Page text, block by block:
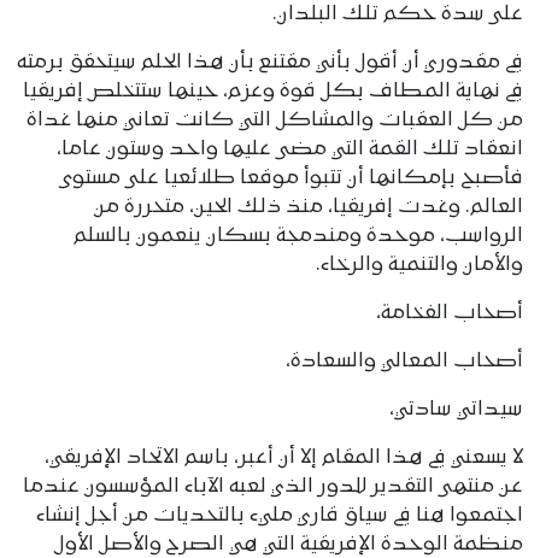
على سدة حكم تلك البلدان.
في مقدوري أن أقول بأني مقتنع بأن هذا الحلم سيتحقق برمته
في نهاية المطاف بكل قوة وعزم، حينها ستتخلص إفريقيا
من كل العقبات والمشاكل التي كانت تعاني منها غداة
انعقاد تلك القمة التي مضى عليها واحد وستون عاما،
فأصبح بإمكانها أن تتبوأ موقعا طلائعيا على مستوى
العالم. وغدت إفريقيا، منذ ذلك الحين، متحررة من
الرواسب، موحدة ومندمجة بسكان ينعمون بالسلم
والأمان والتنمية والرخاء.
أصحاب الفخامة،
أصحاب المعالي والسعادة،
سيداتي سادتي،
لا يسعني في هذا المقام إلا أن أعبر، باسم الاتحاد الإفريقي،
عن منتهى التقدير للدور الذي لعبه الآباء المؤسسون عندما
اجتمعوا هنا في سياق قاري مليء بالتحديات من أجل إنشاء
منظمة الوحدة الإفريقية التي هي الصرح والأصل الأول